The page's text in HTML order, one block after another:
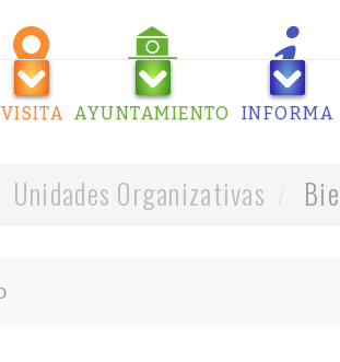
VISITA AYUNTAMIENTO INFORMA
Unidades Organizativas